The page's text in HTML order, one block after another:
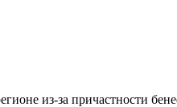
из-за причастности